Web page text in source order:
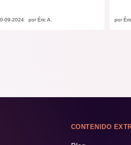
09-2024 por Éric A. por
CONTENIDO